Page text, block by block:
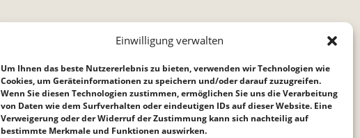
Einwilligung verwalten
Um Ihnen das beste Nutzererlebnis zu bieten, verwenden wir Technologien wie
Cookies, um Geräteinformationen zu speichern und/oder darauf zuzugreifen.
Wenn Sie diesen Technologien zustimmen, ermöglichen Sie uns die Verarbeitung
von Daten wie dem Surfverhalten oder eindeutigen IDs auf dieser Website. Eine
Verweigerung oder der Widerruf der Zustimmung kann sich nachteilig auf
bestimmte Merkmale und Funktionen auswirken.